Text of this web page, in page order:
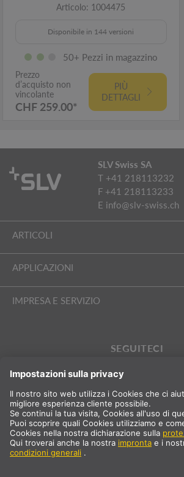
Articolo: 1004475
Disponibile in 144 versioni
50+ Pezzi in magazzino
Prezzo
d’acquisto non
vincolante
CHF 259.00*
PIÙ
DETTAGLI
SLV Swiss SA
T +41 218113232
F +41 218113233
E info@slv-swiss.ch
ARTICOLI
APPLICAZIONI
IMPRESA E SERVIZIO
SEGUITECI
International
DE | FR | IT Svizzera